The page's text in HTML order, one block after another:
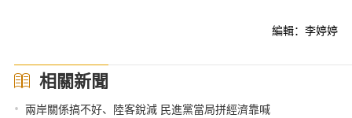
編輯：李婷婷
相關新聞
• 兩岸關係搞不好、陸客銳減 民進黨當局拼經濟靠喊